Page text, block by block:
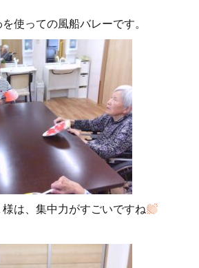
使っての風船バレーです。
は、集中力がすごいですね